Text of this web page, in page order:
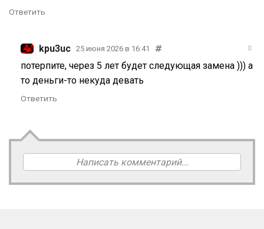
Ответить
kpu3uc 25 июня 2026 в 16:41 0
потерпите, через 5 лет будет следующая замена ))) а
то деньги-то некуда девать
Ответить
Написать комментарий...